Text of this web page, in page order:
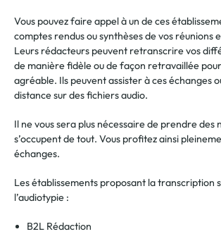
Vous pouvez faire appel à un de ces
comptes rendus ou synthèses de vos réunions
Leurs rédacteurs peuvent retranscrire vos
de manière fidèle ou de façon retravaillée
agréable. Ils peuvent assister à ces échanges
distance sur des fichiers audio.
Il ne vous sera plus nécessaire de prendre des
s’occupent de tout. Vous profitez ainsi
échanges.
Les établissements proposant la transcription
l’audiotypie :
B2L Rédaction